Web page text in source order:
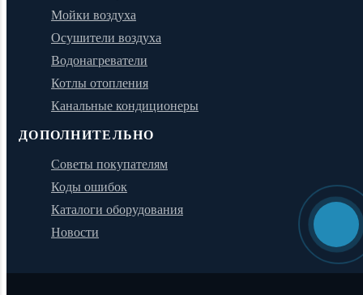
Мойки воздуха
Осушители воздуха
Водонагреватели
Котлы отопления
Канальные кондиционеры
ДОПОЛНИТЕЛЬНО
Советы покупателям
Коды ошибок
Каталоги оборудования
Новости